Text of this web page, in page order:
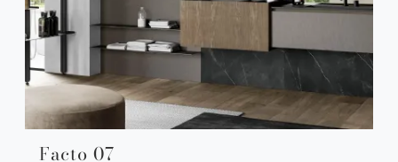
Facto 07